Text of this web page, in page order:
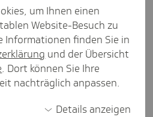
Krankenhausversorgung
um Ihnen einen
Website-Besuch zu
Informationen finden Sie in
und der Übersicht
. Dort können Sie Ihre
nachträglich anpassen.
Details anzeigen